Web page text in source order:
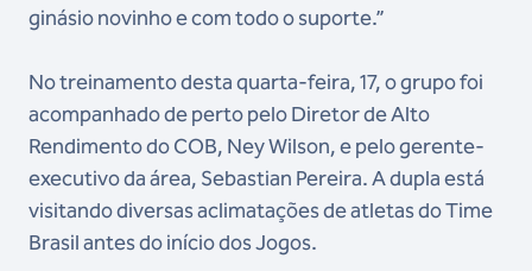
ginásio novinho e com todo o suporte.”
No treinamento desta quarta-feira, 17, o grupo foi
acompanhado de perto pelo Diretor de Alto
Rendimento do COB, Ney Wilson, e pelo gerente-
executivo da área, Sebastian Pereira. A dupla está
visitando diversas aclimatações de atletas do Time
Brasil antes do início dos Jogos.